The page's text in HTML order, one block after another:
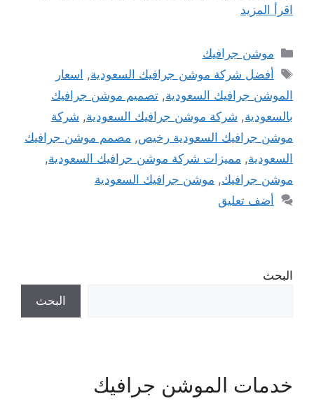
اقرأ المزيد
التصنيفات
موشن جرافيك
الوسوم
أفضل شركة موشن جرافيك السعودية, اسعار
الموشن جرافيك السعودية, تصميم موشن جرافيك
بالسعودية, شركة موشن جرافيك السعودية, شركة
موشن جرافيك السعودية رخيص, مصمم موشن جرافيك
السعودية, مميزات شركة موشن جرافيك السعودية,
موشن جرافيك, موشن جرافيك السعودية
أضف تعليق
البحث
البحث
خدمات الموشن جرافيك